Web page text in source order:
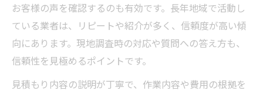
お客様の声を確認するのも有効です。長年地域で活動し
ている業者は、リピートや紹介が多く、信頼度が高い傾
向にあります。現地調査時の対応や質問への答え方も、
信頼性を見極めるポイントです。
見積もり内容の説明が丁寧で、作業内容や費用の根拠を